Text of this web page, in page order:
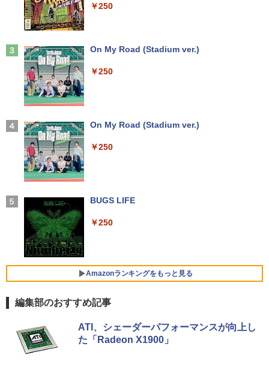
領地改革に励みます〜the letter from Bo
付】 【電子書籍】[ 深山じお ]
de 3〕／M！LK【沖縄・離島以外送料無
ふかふかダンジョン攻略記〜俺の異世界
￥792
Anker Soundcore Liberty 5 ミッドナイトブ
【2026年アップグレード版】AOKIMI ワイヤ
軽量 ブルートゥースHi-Fi 最大36時間再生 ぶ
￥3,480
￥250
On My Road (Stadium ver.)
￥250
On My Road (Stadium ver.)
￥250
BUGS LIFE
￥250
Amazonランキングをもっと見る
【Amazon.co.jp限定】 い・ろ・は・す 2L P
ET ラベルレス ×8本
薬屋のひとりごと 17巻 (デジタル版ビッグガ
ンガンコミックス)
編集部のおすすめ記事
ATI、シェーダーパフォーマンスが向上し
た「Radeon X1900」